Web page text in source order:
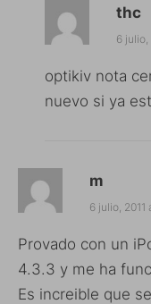
thc
6 julio,
optikiv nota
nuevo si ya
m
6 julio, 2011
Provado con un
4.3.3 y me ha
Es increible que